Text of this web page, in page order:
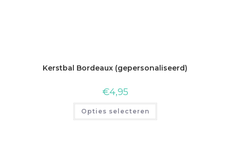
Kerstbal Bordeaux (gepersonaliseerd)
€4,95
Opties selecteren